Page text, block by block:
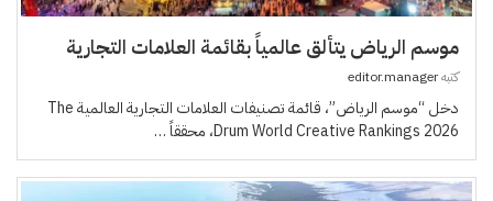
موسم الرياض يتألق عالمياً بقائمة العلامات التجارية
كتبهeditor.manager
دخل “موسم الرياض”، قائمة تصنيفات العلامات التجارية العالمية The
Drum World Creative Rankings 2026، محققاً …